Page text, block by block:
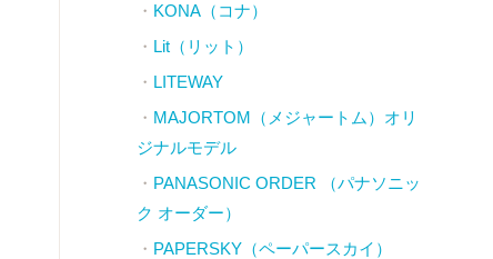
KONA（コナ）
Lit（リット）
LITEWAY
MAJORTOM（メジャートム）オリ
ジナルモデル
PANASONIC ORDER （パナソニッ
ク オーダー）
PAPERSKY（ペーパースカイ）